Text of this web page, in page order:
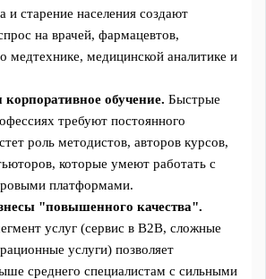
и старение населения создают
на врачей, фармацевтов,
медтехнике, медицинской аналитике и
обучение. Быстрые
требуют постоянного
роль методистов, авторов курсов,
которые умеют работать с
платформами.
"повышенного качества".
услуг (сервис в B2B, сложные
услуги) позволяет
среднего специалистам с сильными